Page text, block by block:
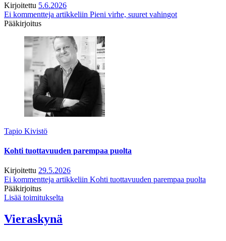
Kirjoitettu 5.6.2026
Ei kommentteja artikkeliin Pieni virhe, suuret vahingot
Pääkirjoitus
Tapio Kivistö
Kohti tuottavuuden parempaa puolta
Kirjoitettu 29.5.2026
Ei kommentteja artikkeliin Kohti tuottavuuden parempaa puolta
Pääkirjoitus
Lisää toimitukselta
Vieraskynä